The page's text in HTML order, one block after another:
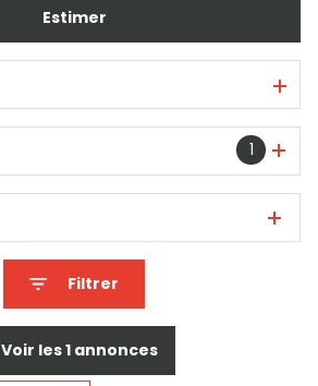
Estimer
1
Filtrer
Voir les1 annonces